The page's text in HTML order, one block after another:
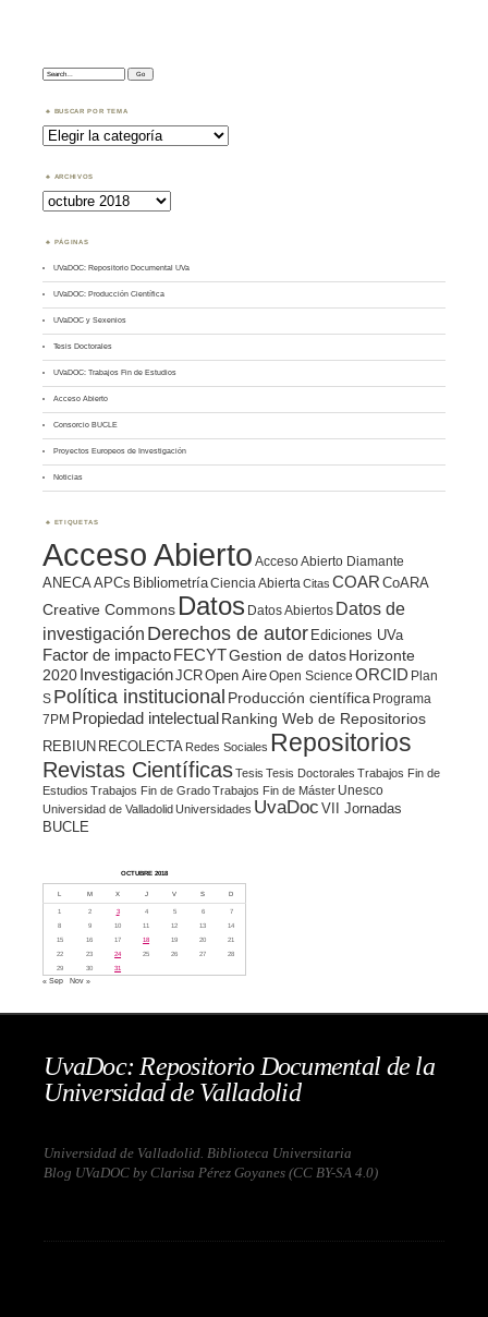
Search:
BUSCAR POR TEMA
Buscar
por
Tema
ARCHIVOS
Archivos
PÁGINAS
UVaDOC: Repositorio Documental UVa
UVaDOC: Producción Científica
UVaDOC y Sexenios
Tesis Doctorales
UVaDOC: Trabajos Fin de Estudios
Acceso Abierto
Consorcio BUCLE
Proyectos Europeos de Investigación
Noticias
ETIQUETAS
Acceso Abierto Acceso Abierto Diamante
ANECA APCs BibliometríaCiencia Abierta Citas COAR CoARA
Creative Commons Datos Datos Abiertos Datos de
investigación Derechos de autor Ediciones UVa
Factor de impacto FECYTGestion de datosHorizonte
2020 InvestigaciónJCROpen AireOpen Science ORCID Plan
S Política institucional Producción científica Programa
7PM Propiedad intelectualRanking Web de Repositorios
REBIUN RECOLECTA Redes Sociales Repositorios
Revistas CientíficasTesis Tesis Doctorales Trabajos Fin de
Estudios Trabajos Fin de GradoTrabajos Fin de Máster Unesco
Universidad de ValladolidUniversidades UvaDoc VII Jornadas
BUCLE
OCTUBRE 2018
L M X J V S D
1 2 3 4 5 6
7
8
9 10 11 12 13
14
15
16 17 18 19 20
21
22
23 24 25 26 27
28
29
30 31
« Sep Nov »
UvaDoc: Repositorio Documental de la
Universidad de Valladolid
Universidad de Valladolid. Biblioteca Universitaria
Blog UVaDOC by Clarisa Pérez Goyanes (CC BY-SA 4.0)